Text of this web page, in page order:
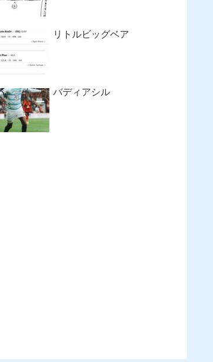
リトルビッグベア
バディアシル